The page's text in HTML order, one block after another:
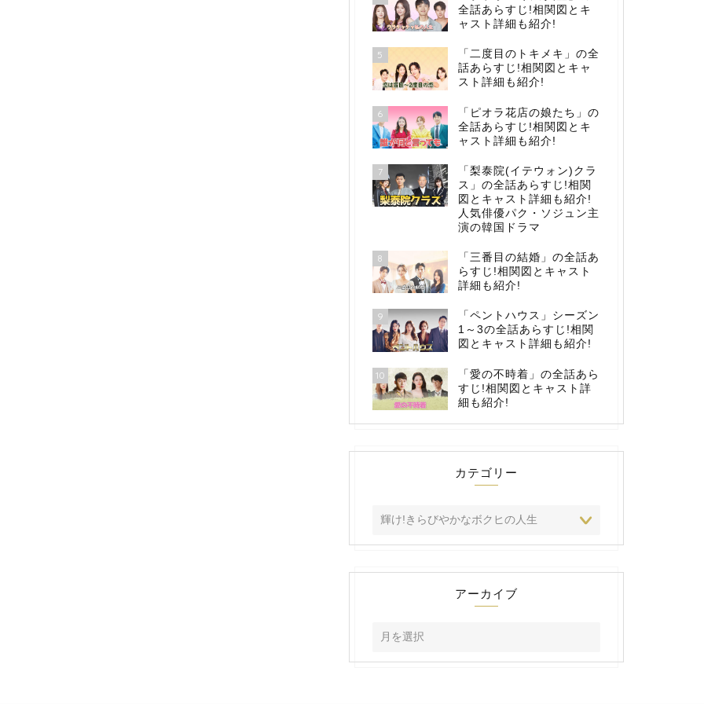
全話あらすじ!相関図とキ
ャスト詳細も紹介!
5
「二度目のトキメキ」の全
話あらすじ!相関図とキャ
スト詳細も紹介!
6
「ピオラ花店の娘たち」の
全話あらすじ!相関図とキ
ャスト詳細も紹介!
7
「梨泰院(イテウォン)クラ
ス」の全話あらすじ!相関
図とキャスト詳細も紹介!
人気俳優パク・ソジュン主
演の韓国ドラマ
8
「三番目の結婚」の全話あ
らすじ!相関図とキャスト
詳細も紹介!
9
「ペントハウス」シーズン
1～3の全話あらすじ!相関
図とキャスト詳細も紹介!
10
「愛の不時着」の全話あら
すじ!相関図とキャスト詳
細も紹介!
カテゴリー
アーカイブ